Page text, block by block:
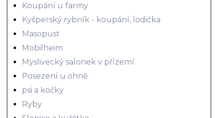
Koupání u farmy
Kyšperský rybník - koupání, lodička
Masopust
Mobilheim
Myslivecký salonek v přízemí
Posezení u ohně
psi a kočky
Ryby